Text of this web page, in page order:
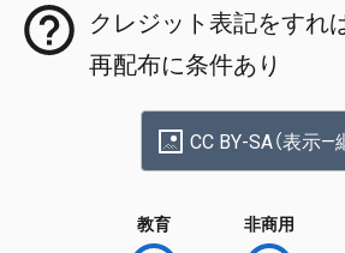
クレジット表記をすれ
再配布に条件あり
CC BY-SA（表示—
教育 非商用